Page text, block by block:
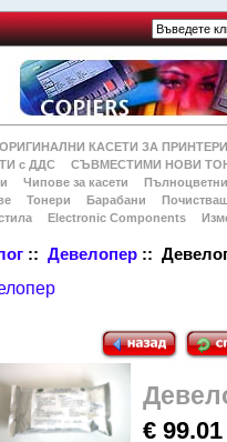
ОРИГИНАЛНИ КАСЕТИ ЗА
с ДДС
СЪВМЕСТИМИ НОВИ
Чипове за касети
Тонери Барабани
Electronic Components
::Девелопер ::
€ 99.01